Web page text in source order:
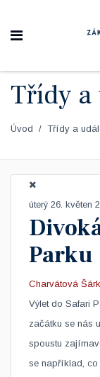
Třídy
Úvod Třídy a
úterý 26. květen
Parku
Charvátová
​Výlet do Safari
začátku se nás
spoustu
se například, co